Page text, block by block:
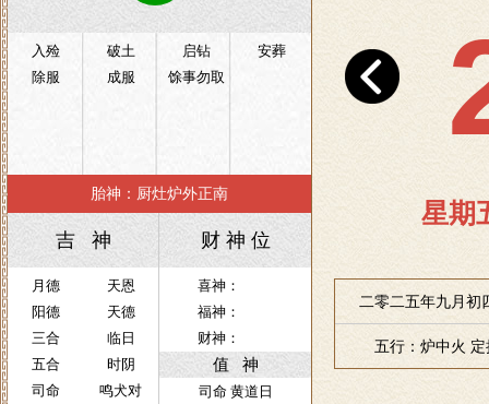
入殓 破土 启钻
安葬
除服
成服 馀事勿取
胎神：厨灶炉外正南
吉 神
月德
天恩
阳德
天德
三合
临日
五合
时阴
司命
鸣犬对
财 神 位
喜神：
福神：
财神：
值 神
司命 黄道日
星期
二零二五年九月初
五行：炉中火